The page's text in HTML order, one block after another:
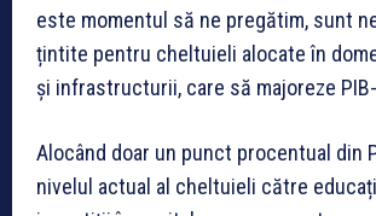
este momentul să ne pregătim, sunt
țintite pentru cheltuieli alocate în
și infrastructurii, care să majoreze
Alocând doar un punct procentual din
nivelul actual al cheltuieli către